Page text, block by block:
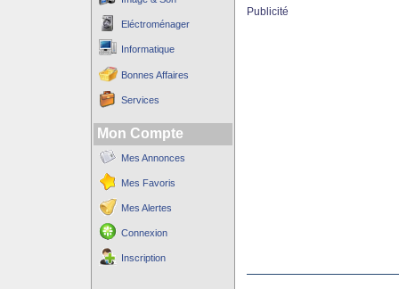
Eléctroménager
Informatique
Bonnes Affaires
Services
Mon Compte
Mes Annonces
Mes Favoris
Mes Alertes
Connexion
Inscription
Publicité